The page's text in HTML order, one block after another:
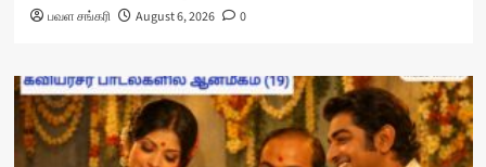
பவள சங்கரி
August 6, 2026 0